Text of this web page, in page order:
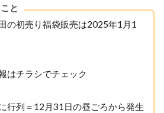
と
の初売り福袋販売は2025年1月1
はチラシでチェック
行列＝12月31日の昼ごろから発生